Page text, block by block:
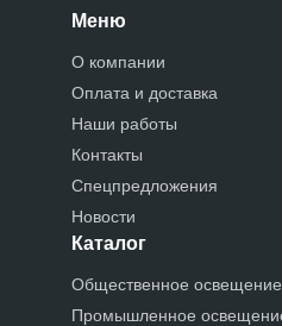
Меню
О компании
Оплата и доставка
Наши работы
Контакты
Спецпредложения
Новости
Каталог
Общественное освещение
Промышленное